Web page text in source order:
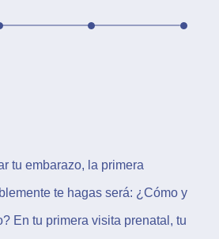
tu embarazo, la primera
te hagas será: ¿Cómo y
En tu primera visita prenatal, tu